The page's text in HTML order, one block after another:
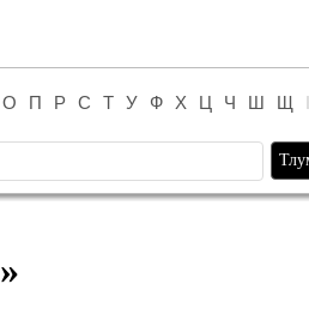
О П Р С Т У Ф Х Ц Ч Ш Щ
»